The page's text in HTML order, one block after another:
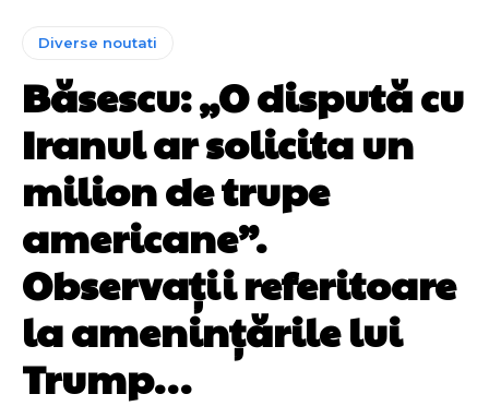
Diverse noutati
Băsescu: „O dispută cu
Iranul ar solicita un
milion de trupe
americane”.
Observații referitoare
la amenințările lui
Trump…